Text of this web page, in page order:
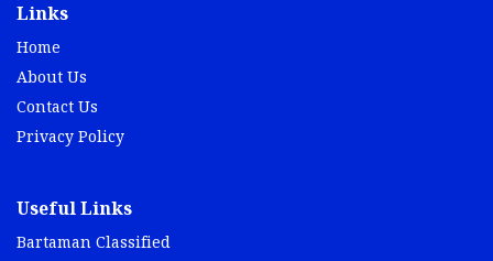
Links
Home
About Us
Contact Us
Privacy Policy
Useful Links
Bartaman Classified